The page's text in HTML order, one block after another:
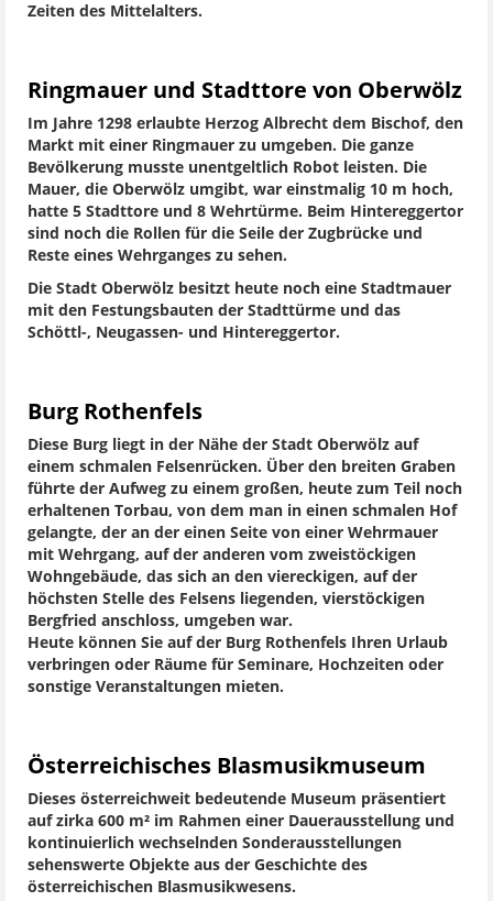
Zeiten des Mittelalters.
Ringmauer und Stadttore von Oberwölz
Im Jahre 1298 erlaubte Herzog Albrecht dem Bischof, den
Markt mit einer Ringmauer zu umgeben. Die ganze
Bevölkerung musste unentgeltlich Robot leisten. Die
Mauer, die Oberwölz umgibt, war einstmalig 10 m hoch,
hatte 5 Stadttore und 8 Wehrtürme. Beim Hintereggertor
sind noch die Rollen für die Seile der Zugbrücke und
Reste eines Wehrganges zu sehen.
Die Stadt Oberwölz besitzt heute noch eine Stadtmauer
mit den Festungsbauten der Stadttürme und das
Schöttl-, Neugassen- und Hintereggertor.
Burg Rothenfels
Diese Burg liegt in der Nähe der Stadt Oberwölz auf
einem schmalen Felsenrücken. Über den breiten Graben
führte der Aufweg zu einem großen, heute zum Teil noch
erhaltenen Torbau, von dem man in einen schmalen Hof
gelangte, der an der einen Seite von einer Wehrmauer
mit Wehrgang, auf der anderen vom zweistöckigen
Wohngebäude, das sich an den viereckigen, auf der
höchsten Stelle des Felsens liegenden, vierstöckigen
Bergfried anschloss, umgeben war.
Heute können Sie auf der Burg Rothenfels Ihren Urlaub
verbringen oder Räume für Seminare, Hochzeiten oder
sonstige Veranstaltungen mieten.
Österreichisches Blasmusikmuseum
Dieses österreichweit bedeutende Museum präsentiert
auf zirka 600 m² im Rahmen einer Dauerausstellung und
kontinuierlich wechselnden Sonderausstellungen
sehenswerte Objekte aus der Geschichte des
österreichischen Blasmusikwesens.